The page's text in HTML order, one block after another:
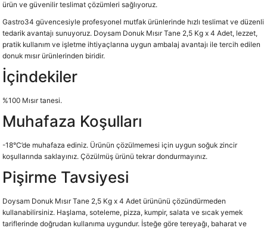
ürün ve güvenilir teslimat çözümleri sağlıyoruz.
Gastro34 güvencesiyle profesyonel mutfak ürünlerinde hızlı teslimat ve düzenli
tedarik avantajı sunuyoruz. Doysam Donuk Mısır Tane 2,5 Kg x 4 Adet, lezzet,
pratik kullanım ve işletme ihtiyaçlarına uygun ambalaj avantajı ile tercih edilen
donuk mısır ürünlerinden biridir.
İçindekiler
%100 Mısır tanesi.
Muhafaza Koşulları
-18°C’de muhafaza ediniz. Ürünün çözülmemesi için uygun soğuk zincir
koşullarında saklayınız. Çözülmüş ürünü tekrar dondurmayınız.
Pişirme Tavsiyesi
Doysam Donuk Mısır Tane 2,5 Kg x 4 Adet ürününü çözündürmeden
kullanabilirsiniz. Haşlama, soteleme, pizza, kumpir, salata ve sıcak yemek
tariflerinde doğrudan kullanıma uygundur. İsteğe göre tereyağı, baharat ve